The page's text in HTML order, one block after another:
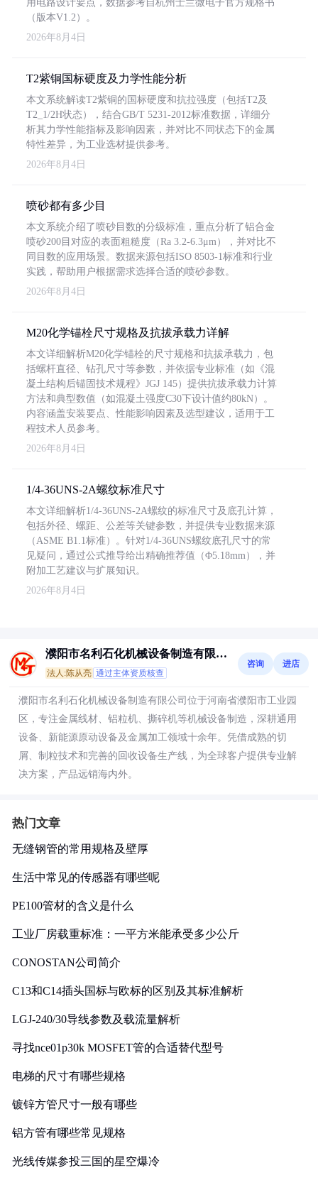
用电路设计要点，数据参考自杭州士兰微电子官方规格书
（版本V1.2）。
2026年8月4日
T2紫铜国标硬度及力学性能分析
本文系统解读T2紫铜的国标硬度和抗拉强度（包括T2及
T2_1/2H状态），结合GB/T 5231-2012标准数据，详细分
析其力学性能指标及影响因素，并对比不同状态下的金属
特性差异，为工业选材提供参考。
2026年8月4日
喷砂都有多少目
本文系统介绍了喷砂目数的分级标准，重点分析了铝合金
喷砂200目对应的表面粗糙度（Ra 3.2-6.3μm），并对比不
同目数的应用场景。数据来源包括ISO 8503-1标准和行业
实践，帮助用户根据需求选择合适的喷砂参数。
2026年8月4日
M20化学锚栓尺寸规格及抗拔承载力详解
本文详细解析M20化学锚栓的尺寸规格和抗拔承载力，包
括螺杆直径、钻孔尺寸等参数，并依据专业标准（如《混
凝土结构后锚固技术规程》JGJ 145）提供抗拔承载力计算
方法和典型数值（如混凝土强度C30下设计值约80kN）。
内容涵盖安装要点、性能影响因素及选型建议，适用于工
程技术人员参考。
2026年8月4日
1/4-36UNS-2A螺纹标准尺寸
本文详细解析1/4-36UNS-2A螺纹的标准尺寸及底孔计算，
包括外径、螺距、公差等关键参数，并提供专业数据来源
（ASME B1.1标准）。针对1/4-36UNS螺纹底孔尺寸的常
见疑问，通过公式推导给出精确推荐值（Φ5.18mm），并
附加工艺建议与扩展知识。
2026年8月4日
濮阳市名利石化机械设备制造有限公
司
法人:陈从亮 通过主体资质核查
咨询 进店
濮阳市名利石化机械设备制造有限公司位于河南省濮阳市工业园
区，专注金属线材、铝粒机、撕碎机等机械设备制造，深耕通用
设备、新能源原动设备及金属加工领域十余年。凭借成熟的切
屑、制粒技术和完善的回收设备生产线，为全球客户提供专业解
决方案，产品远销海内外。
热门文章
无缝钢管的常用规格及壁厚
生活中常见的传感器有哪些呢
PE100管材的含义是什么
工业厂房载重标准：一平方米能承受多少公斤
CONOSTAN公司简介
C13和C14插头国标与欧标的区别及其标准解析
LGJ-240/30导线参数及载流量解析
寻找nce01p30k MOSFET管的合适替代型号
电梯的尺寸有哪些规格
镀锌方管尺寸一般有哪些
铝方管有哪些常见规格
光线传媒参投三国的星空爆冷